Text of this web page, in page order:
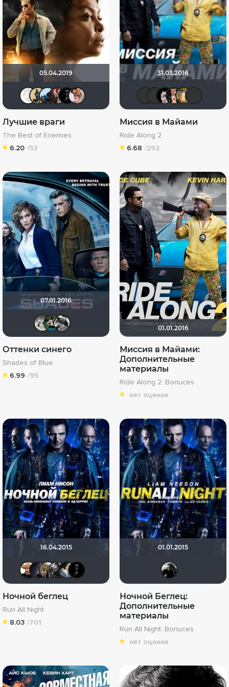
05.04.2019
Equitable
Derbishid176296158
BADSMILE
id15604982
Лучшие враги
The Best of Enemies
6.20 /53
31.03.2016
Миссия в Майами
Ride Along 2
6.68 /292
07.01.2016
Zhuzhyliza
Черника..
Оттенки синего
Shades of Blue
6.99 /95
01.01.2016
Миссия в Майами:
Дополнительные
материалы
Ride Along 2: Bonuces
нет оценки
16.04.2015
Сохpavelsmoke
Vladimir Samsonov
Ночной беглец
Run All Night
8.03 /701
01.01.2015
Ночной Беглец:
Дополнительные
материалы
Run All Night: Bonuces
нет оценки